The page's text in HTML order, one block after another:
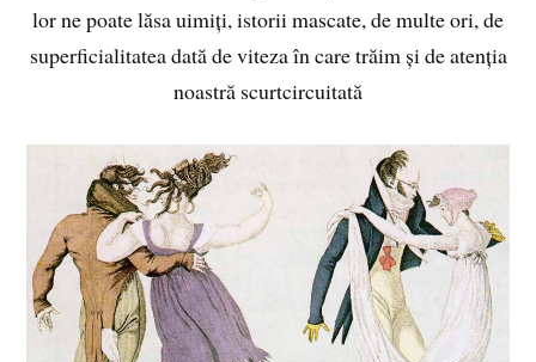
lor ne poate lăsa uimiți, istorii mascate, de multe ori, de
superficialitatea dată de viteza în care trăim și de atenția
noastră scurtcircuitată